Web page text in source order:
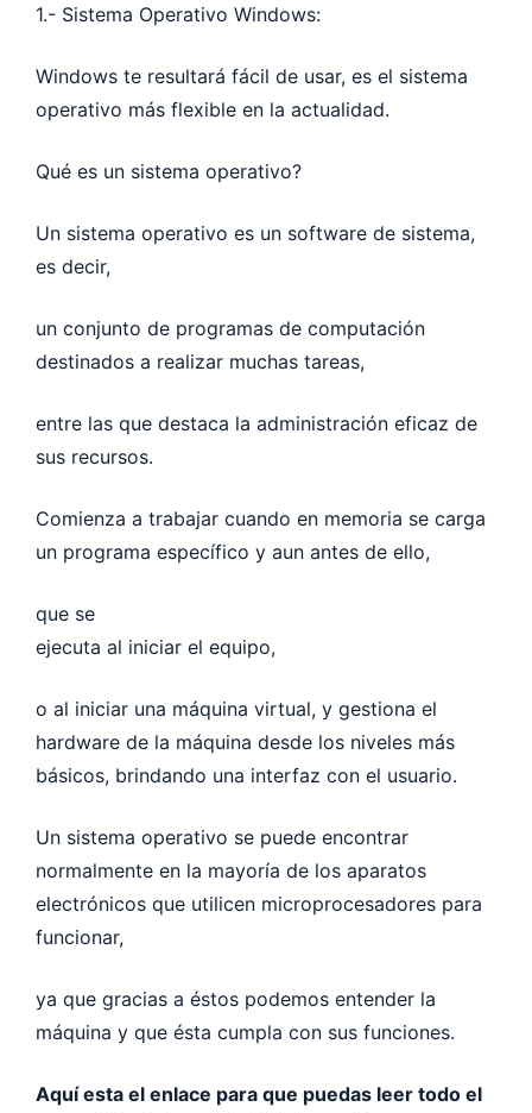
1.- Sistema Operativo Windows:
Windows te resultará fácil de usar, es el sistema
operativo más flexible en la actualidad.
Qué es un sistema operativo?
Un sistema operativo es un software de sistema,
es decir,
un conjunto de programas de computación
destinados a realizar muchas tareas,
entre las que destaca la administración eficaz de
sus recursos.
Comienza a trabajar cuando en memoria se carga
un programa específico y aun antes de ello,
que se
ejecuta al iniciar el equipo,
o al iniciar una máquina virtual, y gestiona el
hardware de la máquina desde los niveles más
básicos, brindando una interfaz con el usuario.
Un sistema operativo se puede encontrar
normalmente en la mayoría de los aparatos
electrónicos que utilicen microprocesadores para
funcionar,
ya que gracias a éstos podemos entender la
máquina y que ésta cumpla con sus funciones.
Aquí esta el enlace para que puedas leer todo el